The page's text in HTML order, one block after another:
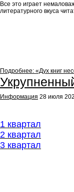
Все это играет
литературного вкуса
Подробнее: «Дух книг
Информация 28 июля
1 квартал
2 квартал
3 квартал